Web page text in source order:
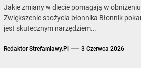
Jakie zmiany w diecie pomagają w
Zwiększenie spożycia błonnika Błonnik
jest skutecznym narzędziem...
Redaktor Strefamlawy.pl 3 Czerwca 2026